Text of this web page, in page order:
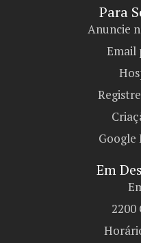
Para
Anuncie
Email
Google
Em
2200